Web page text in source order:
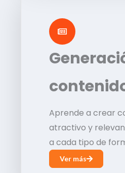
Aprende a crear
atractivo y
a cada tipo de
Ver más